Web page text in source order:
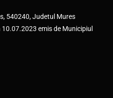
540240, Judetul Mures
emis de Municipiul